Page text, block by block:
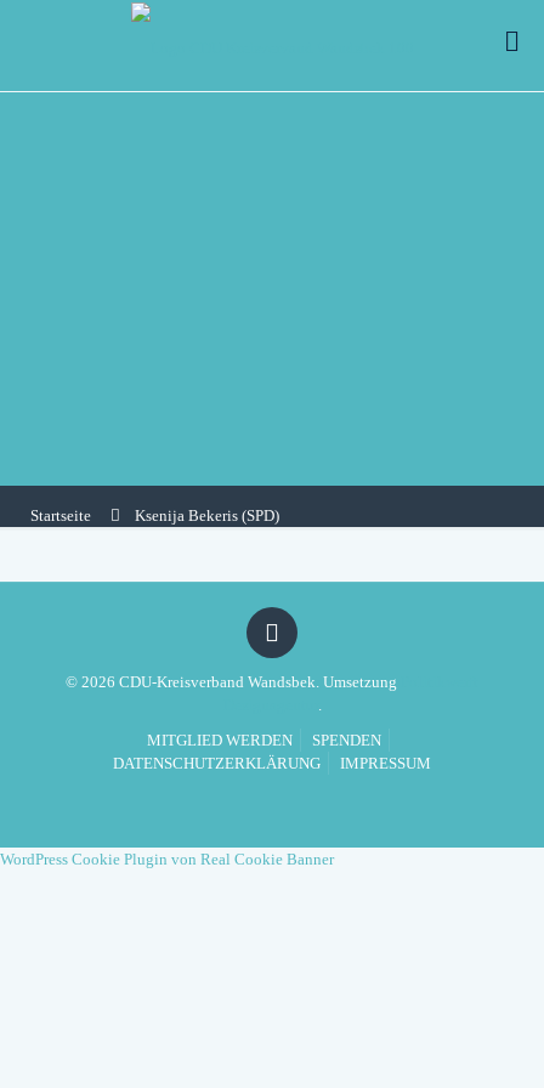
Startseite Ksenija Bekeris (SPD)
© 2026 CDU-Kreisverband Wandsbek. Umsetzung
.
MITGLIED WERDEN
SPENDEN
DATENSCHUTZERKLÄRUNG
IMPRESSUM
WordPress Cookie Plugin von Real Cookie Banner